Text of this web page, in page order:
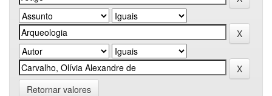
Retornar valores